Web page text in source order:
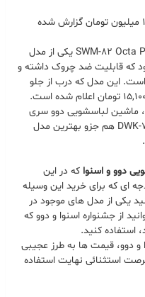
قیمت این مدل در تاریخ 18 بهمن 99، 15 میلیون تومان گزارش شده
ماشین لباسشویی اسنوا مدل SWM-82 Octa Pluse-8kg یکی از مدل
که قابلیت ضد چروک داشته و
این مدل که درب از جلو
ماشین لباسشویی دوو مدل DWK-7103، ماشین لباسشویی دوو سری
پریمو مدل DWK-Primo80w و مدل DWK-7100 هم جزو بهترین مدل
دوو و اسنوا که در این
ای که برای خرید این وسیله
یکی از مدل های موجود در
از جشنواره اسنوا و دوو که
استفاده کنید.
و دوو، قیمت ها به طرز عجیبی
استثنائی نهایت استفاده